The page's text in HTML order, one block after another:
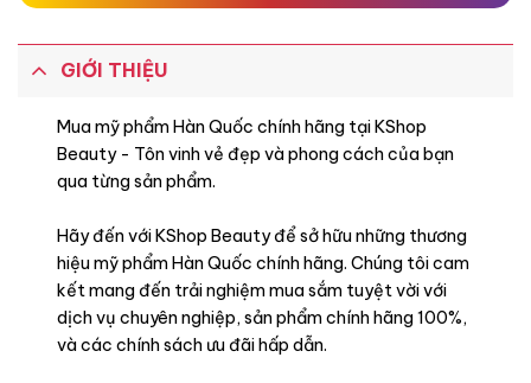
GIỚI THIỆU
Mua mỹ phẩm Hàn Quốc chính hãng tại KShop
Beauty - Tôn vinh vẻ đẹp và phong cách của bạn
qua từng sản phẩm.
Hãy đến với KShop Beauty để sở hữu những thương
hiệu mỹ phẩm Hàn Quốc chính hãng. Chúng tôi cam
kết mang đến trải nghiệm mua sắm tuyệt vời với
dịch vụ chuyên nghiệp, sản phẩm chính hãng 100%,
và các chính sách ưu đãi hấp dẫn.